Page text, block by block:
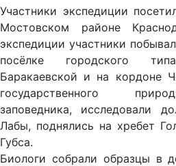
Участники экспедиции
Мостовском районе
экспедиции участники
посёлке городского
Баракаевской и на кордоне
государственного
заповедника, исследовали
Лабы, поднялись на хребет
Губса.
Биологи собрали образцы в